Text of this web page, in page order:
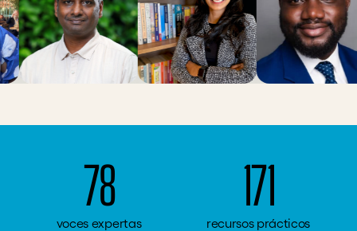
78
voces expertas
171
recursos prácticos